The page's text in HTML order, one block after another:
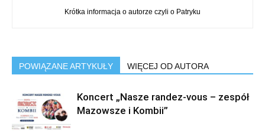
Krótka informacja o autorze czyli o Patryku
POWIĄZANE ARTYKUŁY WIĘCEJ OD AUTORA
Koncert „Nasze randez-vous – zespół
Mazowsze i Kombii”